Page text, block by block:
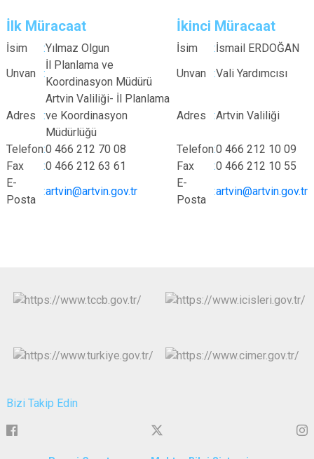
İlk Müracaat İkinci Müracaat
İsim :Yılmaz Olgun İsim :İsmail ERDOĞAN
Unvan
:
İl Planlama ve
Koordinasyon Müdürü
Unvan :Vali Yardımcısı
Adres :
Artvin Valiliği- İl Planlama
ve Koordinasyon
Müdürlüğü
Adres :Artvin Valiliği
Telefon:0 466 212 70 08 Telefon:0 466 212 10 09
Fax
:0 466 212 63 61 Fax :0 466 212 10 55
E-
Posta
:artvin@artvin.gov.tr
E-
Posta
:artvin@artvin.gov.tr
Bizi Takip Edin